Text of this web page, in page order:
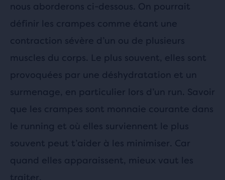
nous aborderons ci-dessous. On pourrait
définir les crampes comme étant une
contraction sévère d’un ou de plusieurs
muscles du corps. Le plus souvent, elles sont
provoquées par une déshydratation et un
surmenage, en particulier lors d’un run. Savoir
que les crampes sont monnaie courante dans
le running et où elles surviennent le plus
souvent peut t’aider à les minimiser. Car
quand elles apparaissent, mieux vaut les
traiter.